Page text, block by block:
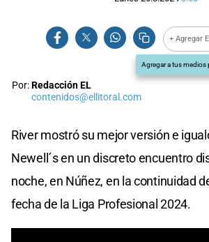
+ Agregar
Agregar a tus medios
Por:Redacción EL
contenidos@ellitoral.com
River mostró su mejor versión e
Newell´s en un discreto encuentro
noche, en Núñez, en la continuidad
fecha de la Liga Profesional 2024.